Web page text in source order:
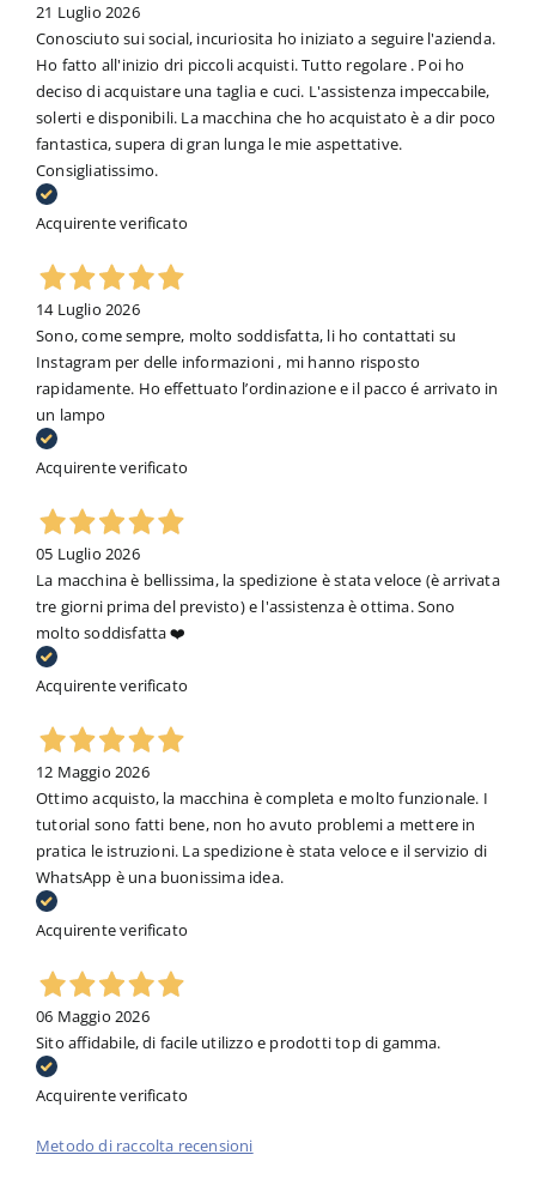
21 Luglio 2026
Conosciuto sui social, incuriosita ho iniziato a seguire l'azienda.
Ho fatto all'inizio dri piccoli acquisti. Tutto regolare . Poi ho
deciso di acquistare una taglia e cuci. L'assistenza impeccabile,
solerti e disponibili. La macchina che ho acquistato è a dir poco
fantastica, supera di gran lunga le mie aspettative.
Consigliatissimo.
Acquirente verificato
14 Luglio 2026
Sono, come sempre, molto soddisfatta, li ho contattati su
Instagram per delle informazioni , mi hanno risposto
rapidamente. Ho effettuato l’ordinazione e il pacco é arrivato in
un lampo
Acquirente verificato
05 Luglio 2026
La macchina è bellissima, la spedizione è stata veloce (è arrivata
tre giorni prima del previsto) e l'assistenza è ottima. Sono
molto soddisfatta ❤️
Acquirente verificato
12 Maggio 2026
Ottimo acquisto, la macchina è completa e molto funzionale. I
tutorial sono fatti bene, non ho avuto problemi a mettere in
pratica le istruzioni. La spedizione è stata veloce e il servizio di
WhatsApp è una buonissima idea.
Acquirente verificato
06 Maggio 2026
Sito affidabile, di facile utilizzo e prodotti top di gamma.
Acquirente verificato
Metodo di raccolta recensioni